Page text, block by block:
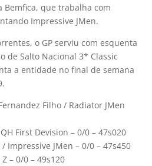
Bemfica, que trabalha com
Impressive JMen.
o GP serviu com esquenta
de Salto Nacional 3* Classic
a entidade no final de semana
Filho / Radiator JMen
First Devision – 0/0 – 47s020
Impressive JMen – 0/0 – 47s450
– 0/0 – 49s120